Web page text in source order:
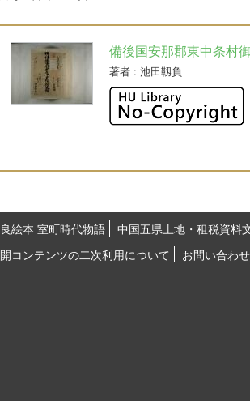
備後国安那郡東中条村
著者 : 池田靱負
絵本 室町時代物語
中国五県土地・租税資料
コンテンツの二次利用について
お問い合わせ